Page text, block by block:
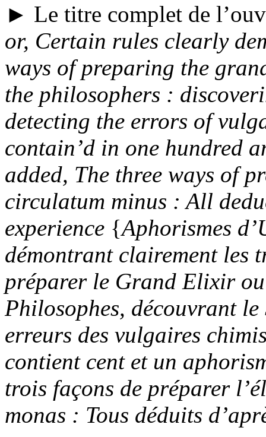
► Le titre complet de
or, Certain rules clearly
ways of preparing the
the philosophers :
detecting the errors of
contain’d in one hundred
added, The three ways of
circulatum minus : All
experience {Aphorismes
démontrant clairement les
préparer le Grand Elixir
Philosophes, découvrant le
erreurs des vulgaires
contient cent et un
trois façons de préparer
monas : Tous déduits